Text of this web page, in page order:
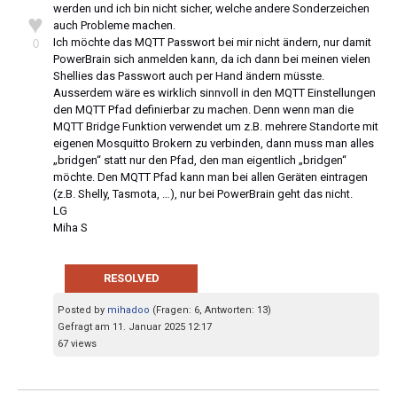
♥
0
werden und ich bin nicht sicher, welche andere Sonderzeichen
auch Probleme machen.
Ich möchte das MQTT Passwort bei mir nicht ändern, nur damit
PowerBrain sich anmelden kann, da ich dann bei meinen vielen
Shellies das Passwort auch per Hand ändern müsste.
Ausserdem wäre es wirklich sinnvoll in den MQTT Einstellungen
den MQTT Pfad definierbar zu machen. Denn wenn man die
MQTT Bridge Funktion verwendet um z.B. mehrere Standorte mit
eigenen Mosquitto Brokern zu verbinden, dann muss man alles
„bridgen“ statt nur den Pfad, den man eigentlich „bridgen“
möchte. Den MQTT Pfad kann man bei allen Geräten eintragen
(z.B. Shelly, Tasmota, …), nur bei PowerBrain geht das nicht.
LG
Miha S
RESOLVED
Posted by mihadoo (Fragen: 6, Antworten: 13)
Gefragt am 11. Januar 2025 12:17
67 views